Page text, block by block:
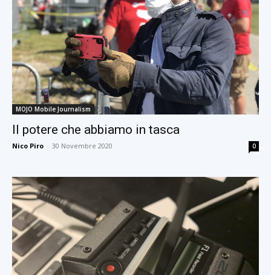
MOJO Mobile Journalism
Il potere che abbiamo in tasca
Nico Piro - 30 Novembre 2020 0